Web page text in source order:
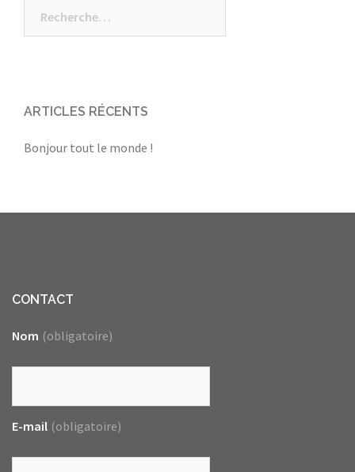
ARTICLES RÉCENTS
Bonjour tout le monde !
CONTACT
Nom (obligatoire)
E-mail (obligatoire)